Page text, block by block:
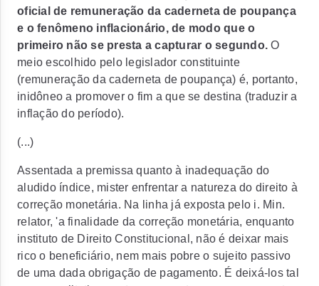
oficial de remuneração da caderneta de poupança
e o fenômeno inflacionário, de modo que o
primeiro não se presta a capturar o segundo. O
meio escolhido pelo legislador constituinte
(remuneração da caderneta de poupança) é, portanto,
inidôneo a promover o fim a que se destina (traduzir a
inflação do período).
(...)
Assentada a premissa quanto à inadequação do
aludido índice, mister enfrentar a natureza do direito à
correção monetária. Na linha já exposta pelo i. Min.
relator, 'a finalidade da correção monetária, enquanto
instituto de Direito Constitucional, não é deixar mais
rico o beneficiário, nem mais pobre o sujeito passivo
de uma dada obrigação de pagamento. É deixá-los tal